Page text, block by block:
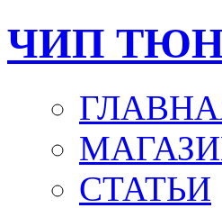
ЧИП
СТАТЬИ